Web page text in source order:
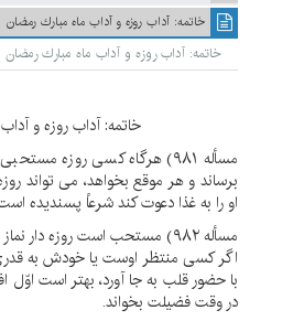
خاتمه: آداب روزه و آداب ماه مبارك رمضان
خاتمه: آداب روزه و آداب ماه مبارك رمضان
خاتمه: آداب روزه و
مسأله ۹۸۱) هرگاه کسی روزه
برساند و هر موقع بخواهد، می تواند
او را به غذا دعوت کند شرعاً پسندیده
مسأله ۹۸۲) مستحب است روزه دار
اگر کسی منتظر اوست یا خودش به
با حضور قلب به جا آورد، بهتر است اوّل
در وقت فضیلت بخواند.